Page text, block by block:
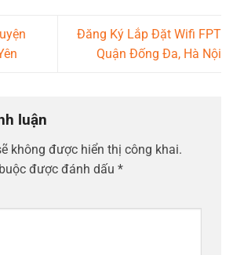
Đăng Ký Lắp Đặt Wifi FPT
Quận Đống Đa, Hà Nội
luận
không được hiển thị công khai.
được đánh dấu *